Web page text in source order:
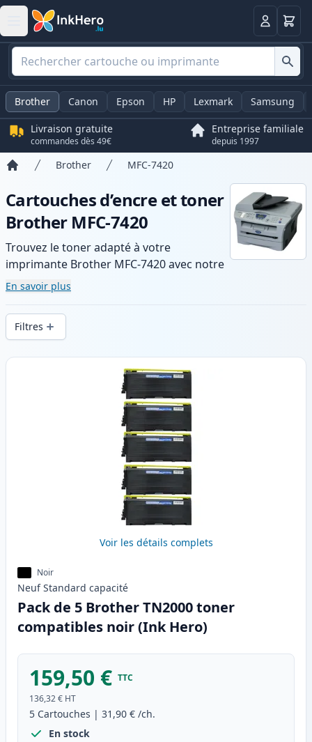
Panier
Brother Canon Epson HP Lexmark Samsung
Livraison gratuite
commandes dès 49€
Entreprise familiale
depuis 1997
Brother MFC-7420
Cartouches d’encre et toner
Brother MFC-7420
Trouvez le toner adapté à votre
imprimante Brother MFC-7420 avec notre
gamme de cartouches compatibles et
haute capacité. Profitez d’une qualité
d’impression constante et d’une livraison
rapide depuis un stock local en .
En savoir plus
Filtres
Produits
Voir les détails complets
Noir
Neuf Standard capacité
Pack de 5 Brother TN2000 toner
compatibles noir (Ink Hero)
159,50 € TTC
136,32 € HT
5 Cartouches | 31,90 € /ch.
En stock